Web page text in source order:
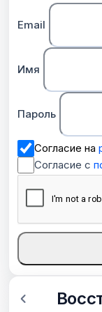
Email
Имя
Пароль
Согласие на
Согласие с